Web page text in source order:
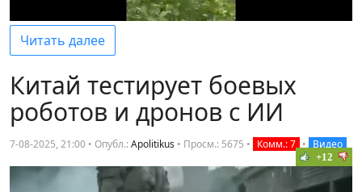
Читать далее
Китай тестирует боевых
роботов и дронов с ИИ
7-08-2025, 21:00 • Опубл.:Apolitikus • Просм.: 5675 • Комм.: 7 • Видео
+12